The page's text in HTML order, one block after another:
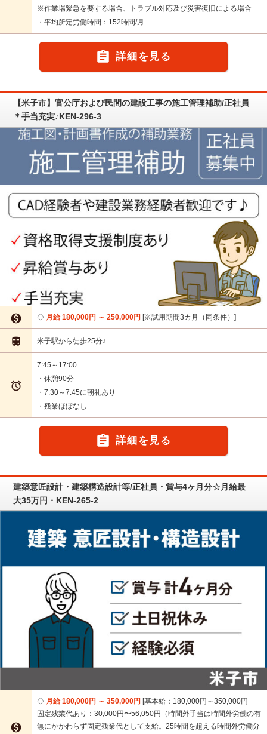
※作業場緊急を要する場合、トラブル対応及び災害復旧による場合
・平均所定労働時間：152時間/月
 詳細を見る
【米子市】官公庁および民間の建設工事の施工管理補助/正社員
＊手当充実♪KEN-296-3
 月給 180,000円 ～ 250,000円 ※試用期間3カ月（同条件）
 米子駅から徒歩25分♪

7:45～17:00
・休憩90分
・7:30～7:45に朝礼あり
・残業ほぼなし
 詳細を見る
建築意匠設計・建築構造設計等/正社員・賞与4ヶ月分☆月給最
大35万円・KEN-265-2

月給 180,000円 ～ 350,000円 基本給：180,000円～350,000円
固定残業代あり：30,000円〜56,050円（時間外手当は時間外労働の有
無にかかわらず固定残業代として支給。25時間を超える時間外労働分